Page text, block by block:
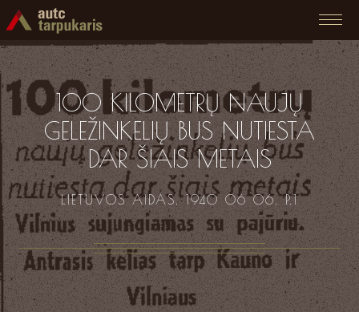
100 KILOMETRŲ NAUJŲ
GELEŽINKELIŲ BUS NUTIESTA
DAR ŠIAIS METAIS
LIETUVOS AIDAS. 1940 06 06. P.1